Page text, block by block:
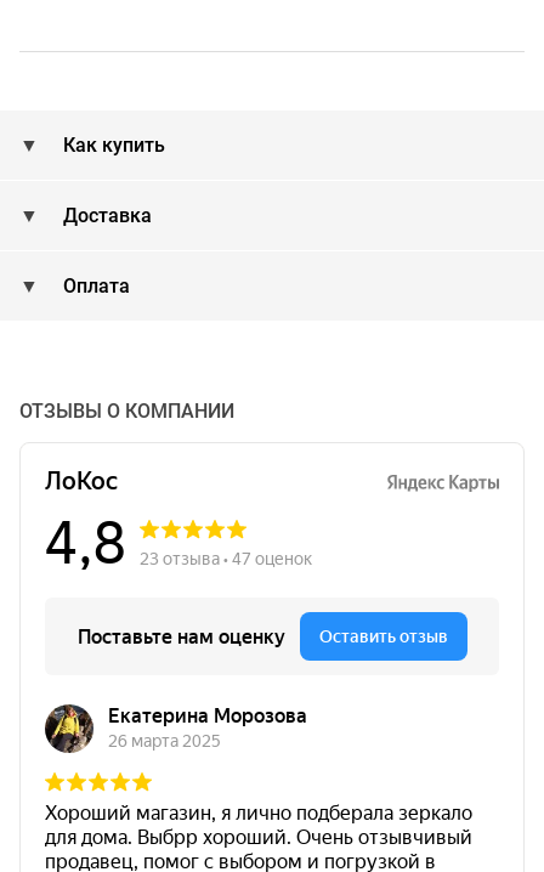
Как купить
Доставка
Оплата
ОТЗЫВЫ О КОМПАНИИ